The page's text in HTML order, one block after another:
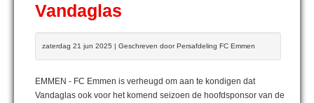
Vandaglas
zaterdag 21 jun 2025 | Geschreven door Persafdeling FC Emmen
EMMEN - FC Emmen is verheugd om aan te kondigen dat
Vandaglas ook voor het komend seizoen de hoofdsponsor van de